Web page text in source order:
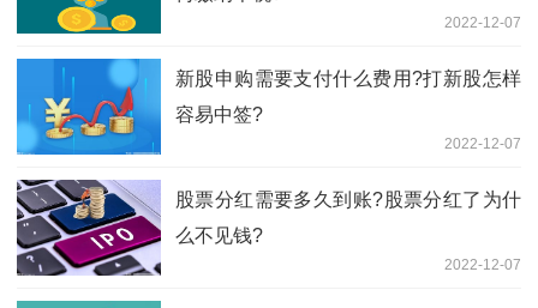
2022-12-07
新股申购需要支付什么费用?打新股怎样
容易中签?
2022-12-07
股票分红需要多久到账?股票分红了为什
么不见钱?
2022-12-07